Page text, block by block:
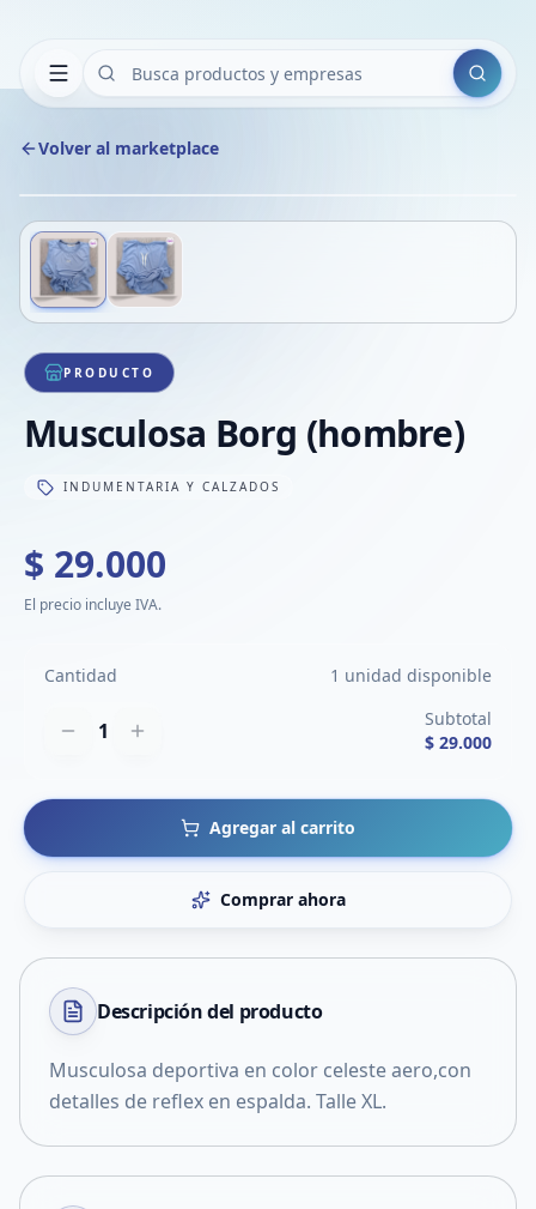
Buscar
Volver al marketplace
1/2
PRODUCTO
Musculosa Borg (hombre)
INDUMENTARIA Y CALZADOS
$ 29.000
El precio incluye IVA.
Cantidad 1 unidad disponible
1
Subtotal
$ 29.000
Agregar al carrito
Comprar ahora
Descripción del producto
Musculosa deportiva en color celeste aero,con
detalles de reflex en espalda. Talle XL.